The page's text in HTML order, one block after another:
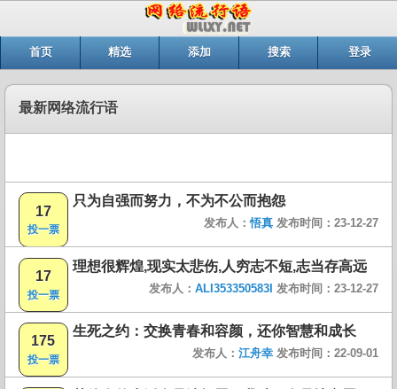
首页 精选 添加 搜索 登录
最新网络流行语
17
投一票
只为自强而努力，不为不公而抱怨
发布人：悟真 发布时间：23-12-27
17
投一票
理想很辉煌,现实太悲伤,人穷志不短,志当存高远
发布人： ALI353350583I 发布时间：23-12-27
175
投一票
生死之约：交换青春和容颜，还你智慧和成长
发布人： 江舟幸 发布时间：22-09-01